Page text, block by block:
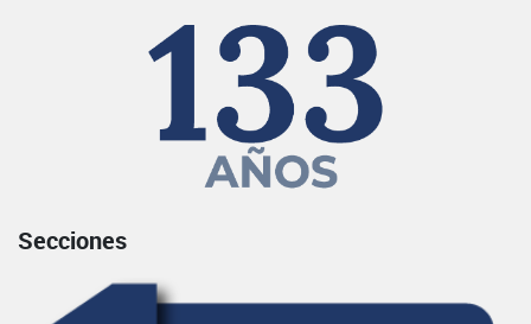
Secciones